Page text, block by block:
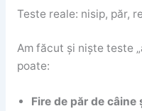
Teste reale: nisip, păr,
Am făcut și niște teste
poate:
Fire de păr de câine